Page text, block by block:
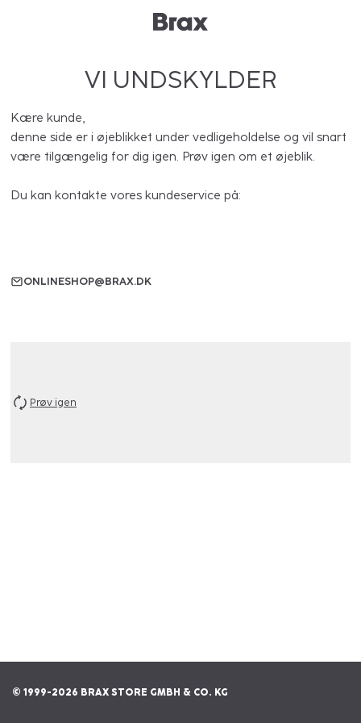
VI UNDSKYLDER
Kære kunde,
denne side er i øjeblikket under vedligeholdelse og vil snart
være tilgængelig for dig igen. Prøv igen om et øjeblik.
Du kan kontakte vores kundeservice på:
ONLINESHOP@BRAX.DK
Prøv igen
© 1999-2026 BRAX STORE GMBH & CO. KG